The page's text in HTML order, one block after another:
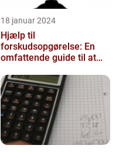
18 januar 2024
Hjælp til
forskudsopgørelse: En
omfattende guide til at
skattesystemet